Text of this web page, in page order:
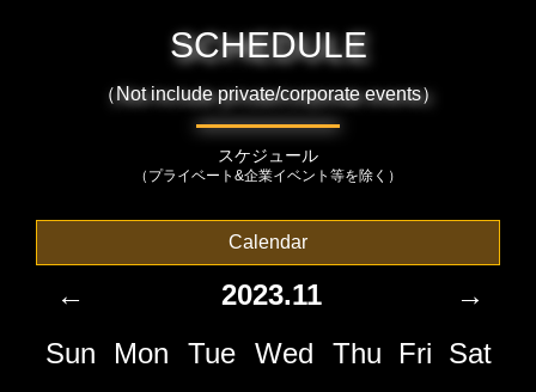
SCHEDULE
（Not include private/corporate events）
スケジュール
（プライベート&企業イベント等を除く）
Calendar
← 2023.11
→
Sun
Mon Tue Wed Thu Fri Sat